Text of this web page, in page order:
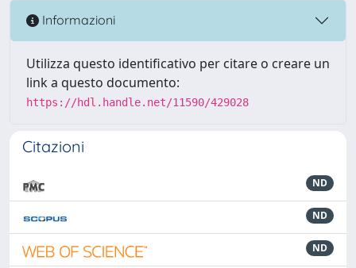
Informazioni
Utilizza questo identificativo per citare o creare un
link a questo documento:
https://hdl.handle.net/11590/429028
Citazioni
ND
ND
ND